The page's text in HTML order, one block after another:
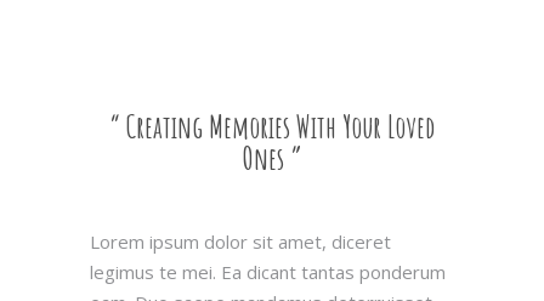
“ Creating Memories With Your Loved
Ones ”
Lorem ipsum dolor sit amet, diceret
legimus te mei. Ea dicant tantas ponderum